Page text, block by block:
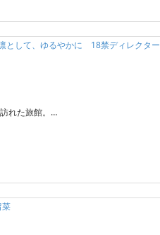
として、ゆるやかに 18禁ディレクター
れた旅館。…